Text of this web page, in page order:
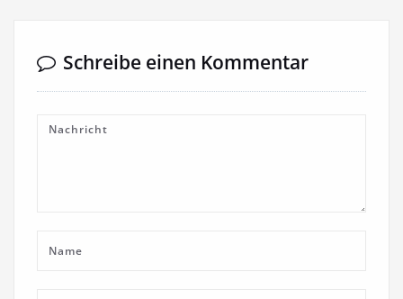
Schreibe einen Kommentar